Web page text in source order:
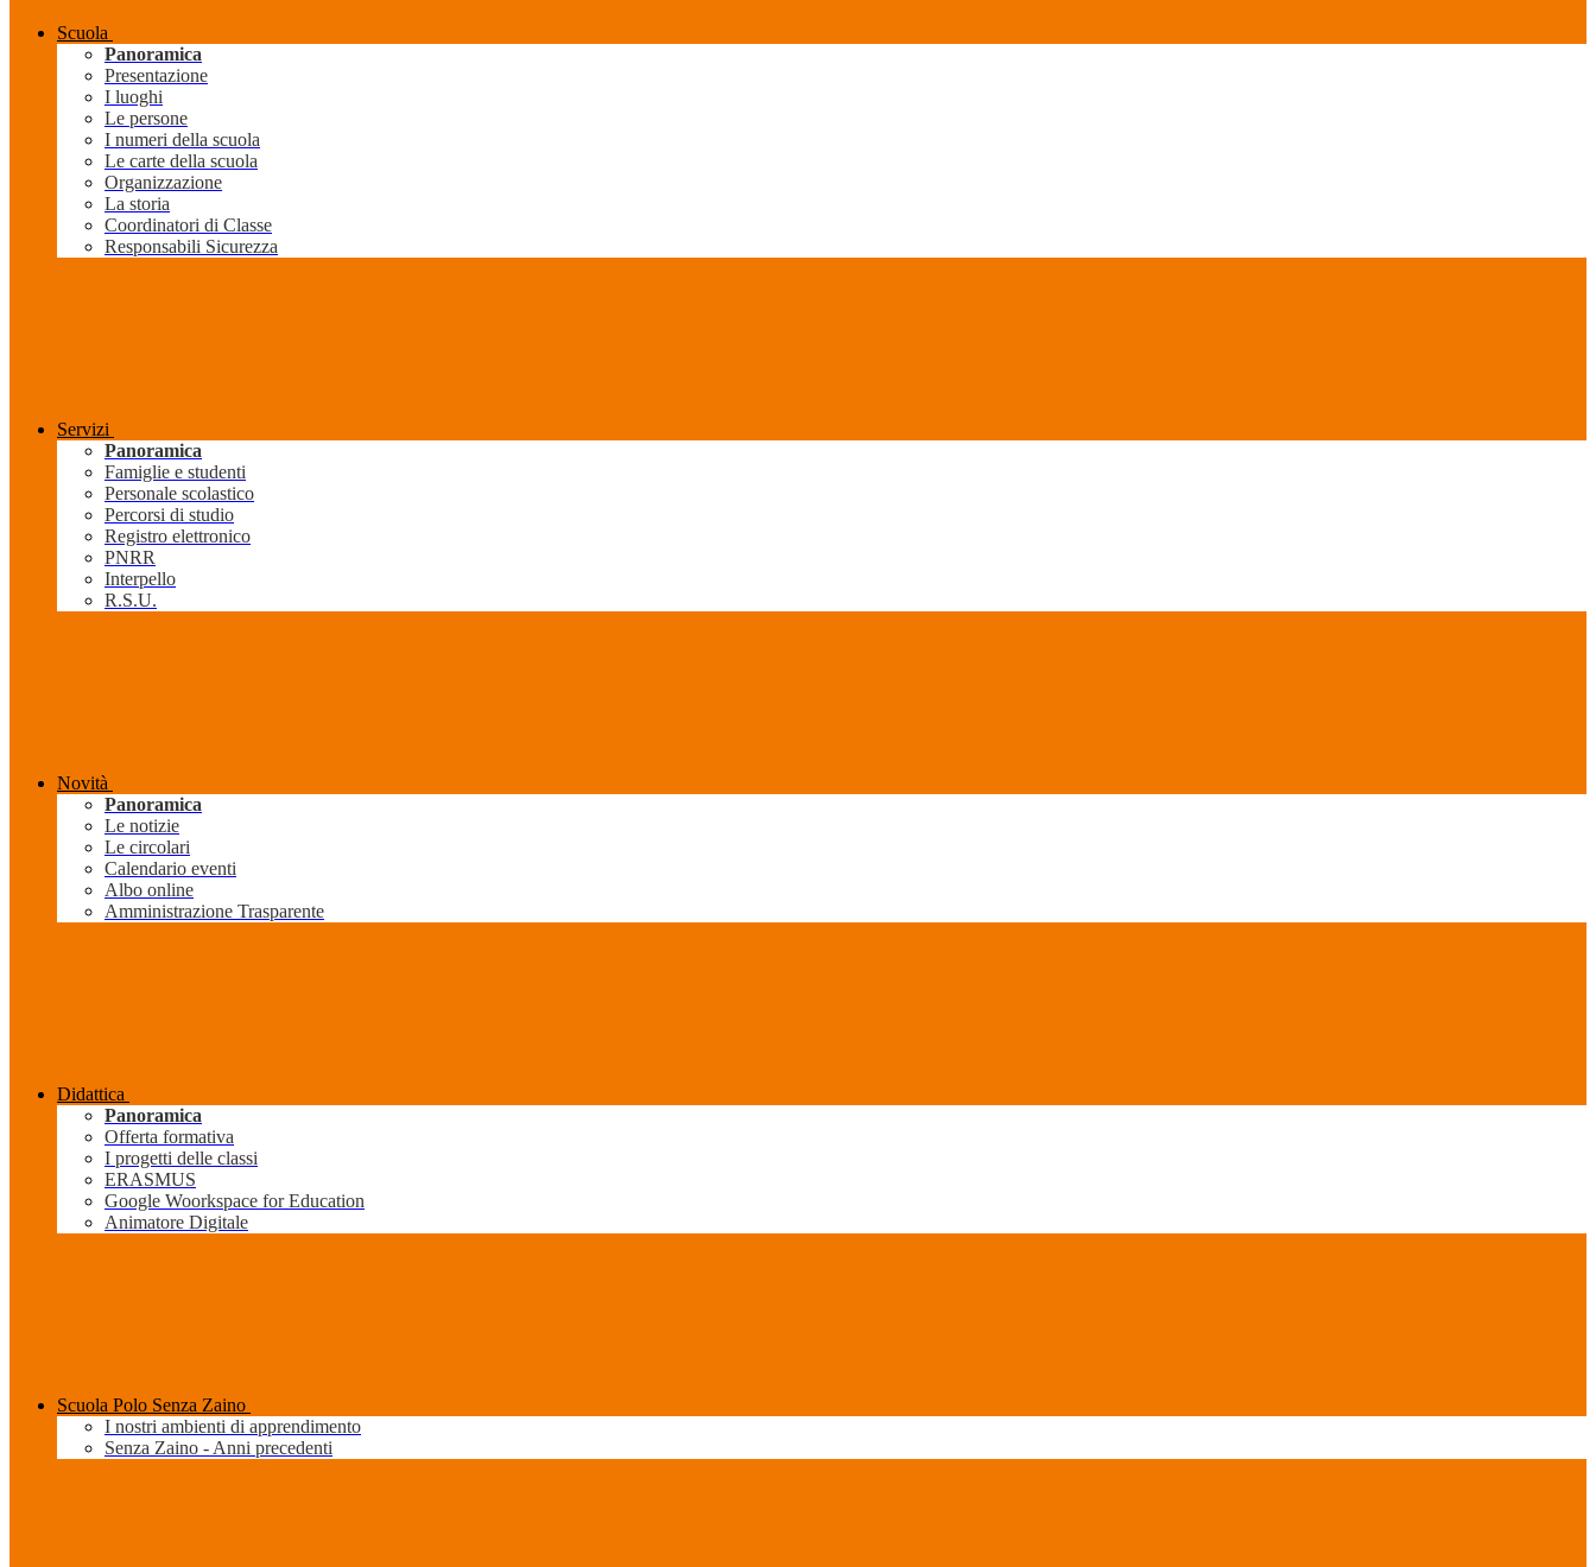
Scuola
Panoramica
Presentazione
I luoghi
Le persone
I numeri della scuola
Le carte della scuola
Organizzazione
La storia
Coordinatori di Classe
Responsabili Sicurezza
Servizi
Panoramica
Famiglie e studenti
Personale scolastico
Percorsi di studio
Registro elettronico
PNRR
Interpello
R.S.U.
Novità
Panoramica
Le notizie
Le circolari
Calendario eventi
Albo online
Amministrazione Trasparente
Didattica
Panoramica
Offerta formativa
I progetti delle classi
ERASMUS
Google Woorkspace for Education
Animatore Digitale
Scuola Polo Senza Zaino
I nostri ambienti di apprendimento
Senza Zaino - Anni precedenti